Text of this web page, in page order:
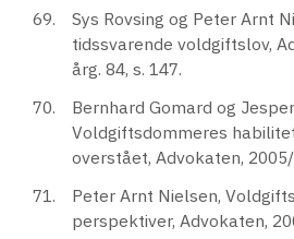
Sys Rovsing og Peter Arnt
tidssvarende voldgiftslov,
årg. 84, s. 147.
Bernhard Gomard og
Voldgiftsdommeres
overstået, Advokaten, 2005/
Peter Arnt Nielsen,
perspektiver, Advokaten,